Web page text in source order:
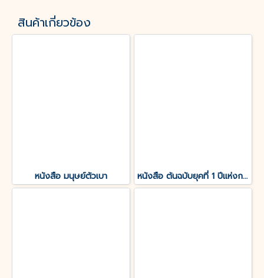
สินค้าเกี่ยวข้อง
หนังสือ มนุษย์ตัวเบา หนังสือ ต้นฉบับยุคที่ 1 ปีแห่งการสังเกตการณ์